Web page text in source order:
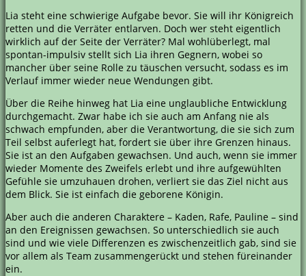
Lia steht eine schwierige Aufgabe bevor. Sie will ihr Königreich
retten und die Verräter entlarven. Doch wer steht eigentlich
wirklich auf der Seite der Verräter? Mal wohlüberlegt, mal
spontan-impulsiv stellt sich Lia ihren Gegnern, wobei so
mancher über seine Rolle zu täuschen versucht, sodass es im
Verlauf immer wieder neue Wendungen gibt.
Über die Reihe hinweg hat Lia eine unglaubliche Entwicklung
durchgemacht. Zwar habe ich sie auch am Anfang nie als
schwach empfunden, aber die Verantwortung, die sie sich zum
Teil selbst auferlegt hat, fordert sie über ihre Grenzen hinaus.
Sie ist an den Aufgaben gewachsen. Und auch, wenn sie immer
wieder Momente des Zweifels erlebt und ihre aufgewühlten
Gefühle sie umzuhauen drohen, verliert sie das Ziel nicht aus
dem Blick. Sie ist einfach die geborene Königin.
Aber auch die anderen Charaktere – Kaden, Rafe, Pauline – sind
an den Ereignissen gewachsen. So unterschiedlich sie auch
sind und wie viele Differenzen es zwischenzeitlich gab, sind sie
vor allem als Team zusammengerückt und stehen füreinander
ein.